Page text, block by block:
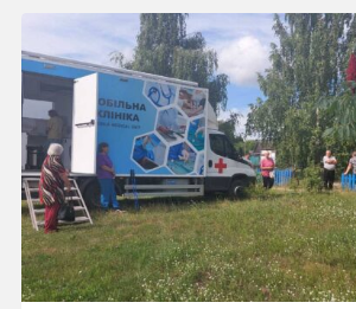
16:35, 4.08.2026